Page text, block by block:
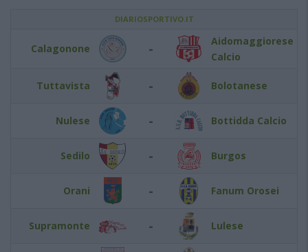
DIARIOSPORTIVO.IT
Calagonone -
Aidomaggiorese
Calcio
Tuttavista - Bolotanese
Nulese - Bottidda Calcio
Sedilo - Burgos
Orani - Fanum Orosei
Supramonte - Lulese